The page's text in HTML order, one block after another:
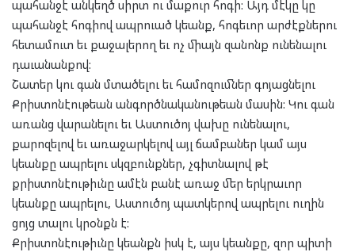
պահանջէ անկեղծ սիրտ ու մաքուր հոգի: Այդ մէկը կը
պահանջէ հոգիով ապրուած կեանք, հոգեւոր արժէքներու
հետամուտ եւ քաջալերող եւ ոչ միայն զանոնք ունենալու
դաւանանքով:
Շատեր կու գան մտածելու եւ համոզումներ գոյացնելու
Քրիստոնէութեան անգործնականութեան մասին: Կու գան
առանց վարանելու եւ Աստուծոյ վախը ունենալու,
քարոզելով եւ առաջարկելով այլ ճամբաներ կամ այս
կեանքը ապրելու սկզբունքներ, չգիտնալով թէ
քրիստոնէութիւնը ամէն բանէ առաջ մեր երկրաւոր
կեանքը ապրելու, Աստուծոյ պատկերով ապրելու ուղին
ցոյց տալու կրօնքն է:
Քրիստոնէութիւնը կեանքն իսկ է, այս կեանքը, զոր պիտի